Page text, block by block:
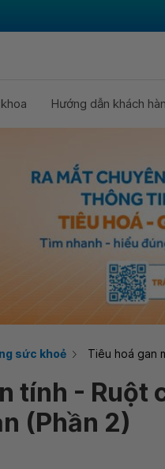
Hướng dẫn khách
sức khoẻ Tiêu hoá gan
tính - Ruột
(Phần 2)